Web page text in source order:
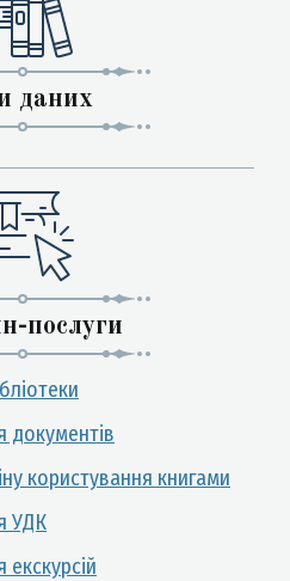
даних
послуги
користування книгами
УДК